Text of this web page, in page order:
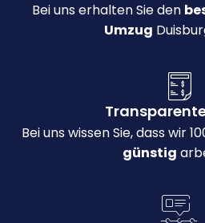
Bei uns erhalten Sie den
Umzug
Bei uns wissen Sie, dass wir
günstig